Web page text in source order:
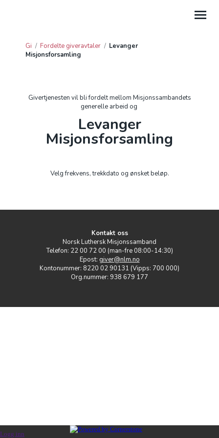
GI
PROSJEKTGAVER
FORDELTE GIVERAVTALER
GAVE FRA BEDRIFT
Gi / Fordelte giveravtaler / Levanger
Misjonsforsamling
Givertjenesten vil bli fordelt mellom Misjonssambandets
generelle arbeid og
Levanger
Misjonsforsamling
Velg frekvens, trekkdato og ønsket beløp.
Kontakt oss
Norsk Luthersk Misjonssamband
Telefon: 22 00 72 00 (man-fre 08:00-14:30)
Epost: giver@nlm.no
Kontonummer: 8220 02 90131 (Vipps: 700 000)
Org.nummer: 938 679 177
Logg inn